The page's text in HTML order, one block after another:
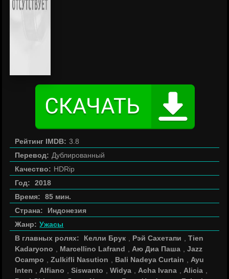
Рейтинг IMDB: 3.8
Перевод: Дублированный
Качество: HDRip
Год:
2018
Время:
85 мин.
Страна:
Индонезия
Жанр: Ужасы
В главных ролях:
Келли Брук Рэй Сахетапи ,Tien
Kadaryono
Marcellino Lafrand Аю Диа Паша ,Jazz
Ocampo
,Zulkifli Nasution Bali Nadeya Curtain
Ayu
Inten
Alfiano ,Siswanto ,Widya Acha Ivana Alicia